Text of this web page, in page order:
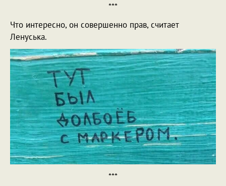
***
Что интересно, он совершенно прав, считает
Ленуська.
***